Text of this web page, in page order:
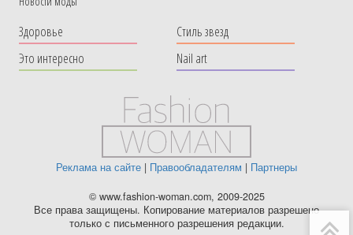
Здоровье
Это интересно
Стиль звезд
Nail art
Реклама на сайте | Правообладателям | Партнеры
© www.fashion-woman.com, 2009-2025
Все права защищены. Копирование материалов разрешено
только с письменного разрешения редакции.